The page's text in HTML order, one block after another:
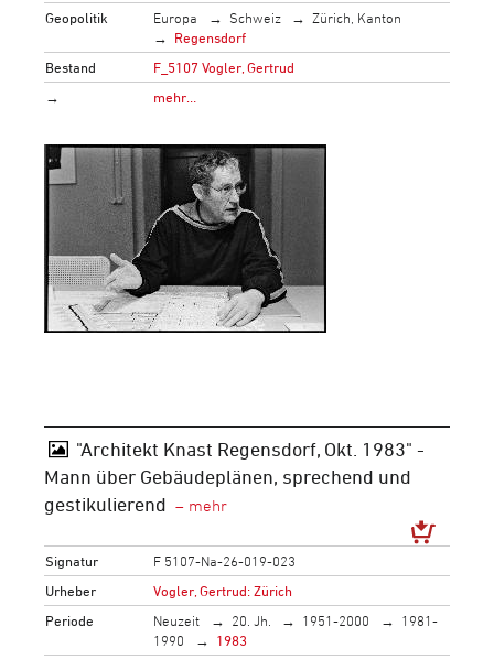
Geopolitik
Europa Schweiz
Zürich, Kanton
Regensdorf
Bestand
F_5107 Vogler, Gertrud
→
mehr…
"Architekt Knast Regensdorf, Okt. 1983" -
Mann über Gebäudeplänen, sprechend und
gestikulierend
Signatur
F 5107-Na-26-019-023
Urheber
Vogler, Gertrud: Zürich
Periode
Neuzeit 20. Jh. 1951-2000
1981-
1990
1983